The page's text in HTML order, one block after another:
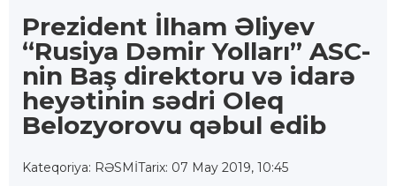
Prezident İlham Əliyev
“Rusiya Dəmir Yolları” ASC-
nin Baş direktoru və idarə
heyətinin sədri Oleq
Belozyorovu qəbul edib
Kateqoriya: RƏSMİTarix: 07 May 2019, 10:45